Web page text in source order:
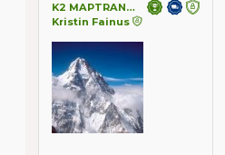
K2 MAPTRANS SRL
Kristin Fainus